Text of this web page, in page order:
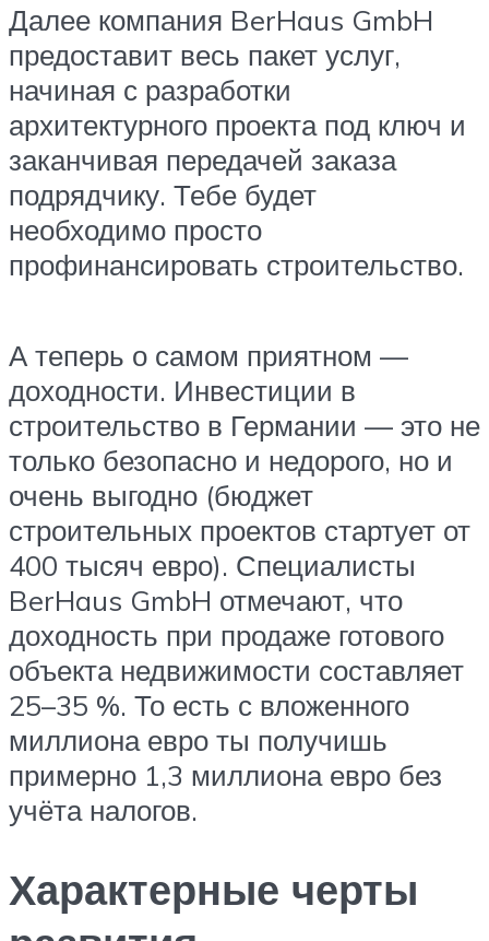
Далее компания BerHaus GmbH
предоставит весь пакет услуг,
начиная с разработки
архитектурного проекта под ключ и
заканчивая передачей заказа
подрядчику. Тебе будет
необходимо просто
профинансировать строительство.
А теперь о самом приятном —
доходности. Инвестиции в
строительство в Германии — это не
только безопасно и недорого, но и
очень выгодно (бюджет
строительных проектов стартует от
400 тысяч евро). Специалисты
BerHaus GmbH отмечают, что
доходность при продаже готового
объекта недвижимости составляет
25–35 %. То есть с вложенного
миллиона евро ты получишь
примерно 1,3 миллиона евро без
учёта налогов.
Характерные черты